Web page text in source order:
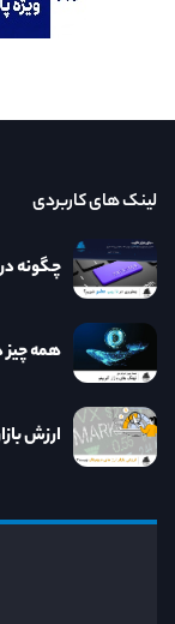
لینک های کاربردی
چگونه
همه چیز
ارزش